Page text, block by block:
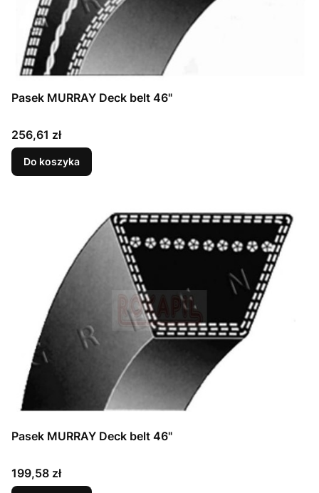
Pasek MURRAY Deck belt 46"
Cena
256,61 zł
Do koszyka
Pasek MURRAY Deck belt 46"
Cena
199,58 zł